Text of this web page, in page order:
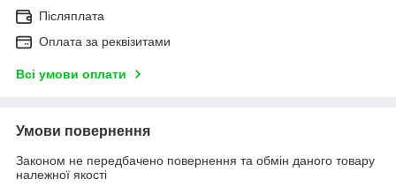
Післяплата
Оплата за реквізитами
Всі умови оплати
Умови повернення
Законом не передбачено повернення та обмін даного товару
належної якості